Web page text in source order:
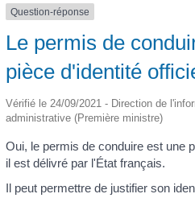
Question-réponse
Le permis de
pièce d'identité
Vérifié le 24/09/2021 - Direction de
administrative (Première ministre)
Oui, le permis de conduire est une
il est délivré par l'État français.
Il peut permettre de justifier son